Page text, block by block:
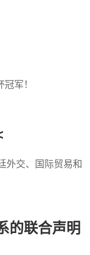
军！
外交、国际贸易和
的联合声明